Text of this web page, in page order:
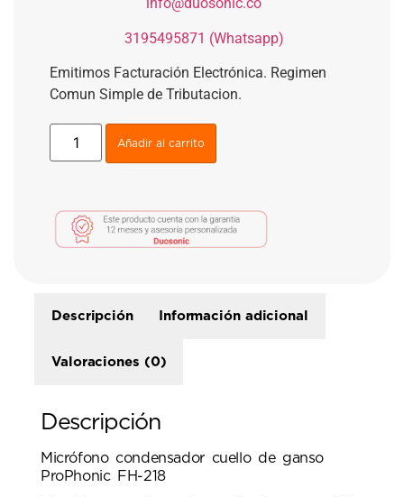
3195495871 (Whatsapp)
Emitimos Facturación Electrónica. Regimen
Comun Simple de Tributacion.
Añadir al carrito
Descripción Información adicional
Valoraciones (0)
Descripción
Micrófono condensador cuello de ganso
ProPhonic FH-218